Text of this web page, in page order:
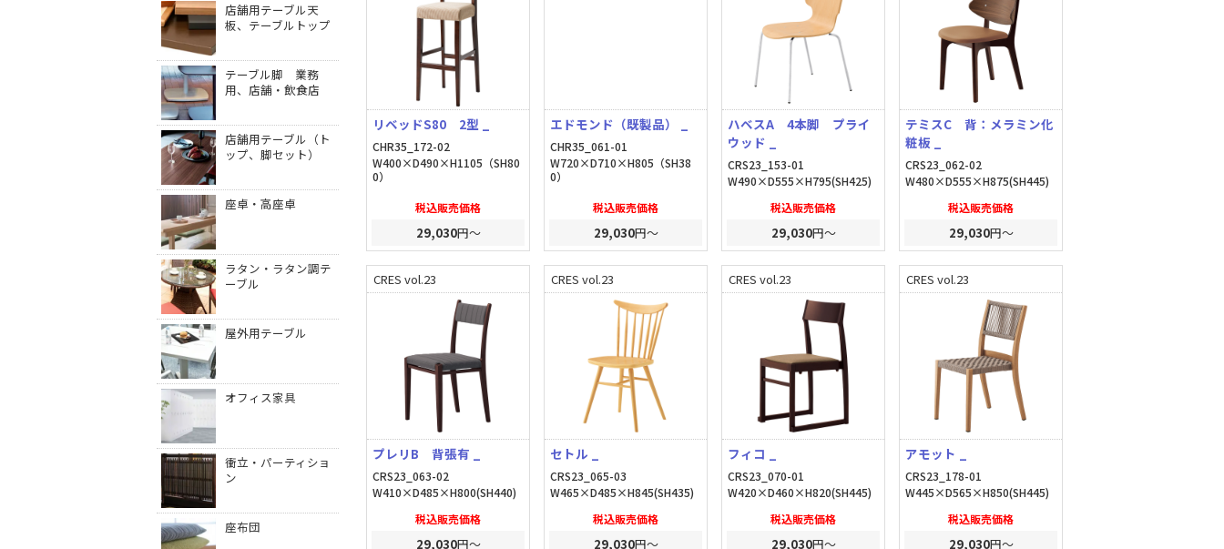
リベッドS80 2型 _
CHR35_172-02
W400×D490×H1105（SH80
0）
税込販売価格
29,030円～
エドモンド（既製品） _
CHR35_061-01
W720×D710×H805（SH38
0）
税込販売価格
29,030円～
ハベスA 4本脚 プライ
ウッド _
CRS23_153-01
W490×D555×H795(SH425)
税込販売価格
29,030円～
テミスC 背：メラミン化
粧板 _
CRS23_062-02
W480×D555×H875(SH445)
税込販売価格
29,030円～
CRES vol.23
プレリB 背張有 _
CRS23_063-02
W410×D485×H800(SH440)
税込販売価格
29,030円～
CRES vol.23
セトル _
CRS23_065-03
W465×D485×H845(SH435)
税込販売価格
29,030円～
CRES vol.23
フィコ _
CRS23_070-01
W420×D460×H820(SH445)
税込販売価格
29,030円～
CRES vol.23
アモット _
CRS23_178-01
W445×D565×H850(SH445)
税込販売価格
29,030円～
店舗用テーブル天
板、テーブルトップ
テーブル脚 業務
用、店舗・飲食店
店舗用テーブル（ト
ップ、脚セット）
座卓・高座卓
ラタン・ラタン調テ
ーブル
屋外用テーブル
オフィス家具
衝立・パーティショ
ン
座布団